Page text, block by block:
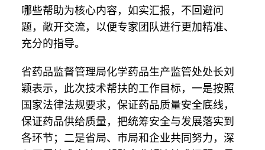
哪些帮助为核心内容，如实汇报，不回避问
题，敞开交流，以便专家团队进行更加精准、
充分的指导。
省药品监督管理局化学药品生产监管处处长刘
颖表示，此次技术帮扶的工作目标，一是按照
国家法律法规要求，保证药品质量安全底线，
保证药品供给质量，把统筹安全与发展落实到
各环节；二是省局、市局和企业共同努力，深